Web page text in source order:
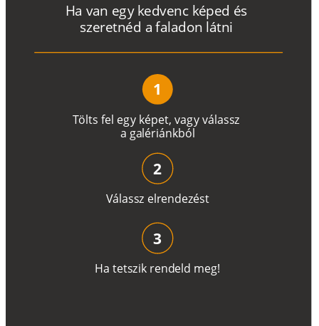
Tölts fel egy képet, vagyválassz
a galériánkból
Ha van egy kedvenc képed és
szeretnéd a faladon látni
1
Válassz elrendezést
2
Ha tetszik rendeld meg!
3